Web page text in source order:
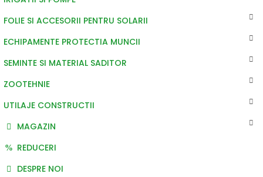
FOLIE SI ACCESORII PENTRU SOLARII
ECHIPAMENTE PROTECTIA MUNCII
SEMINTE SI MATERIAL SADITOR
ZOOTEHNIE
UTILAJE CONSTRUCTII
MAGAZIN
REDUCERI
DESPRE NOI